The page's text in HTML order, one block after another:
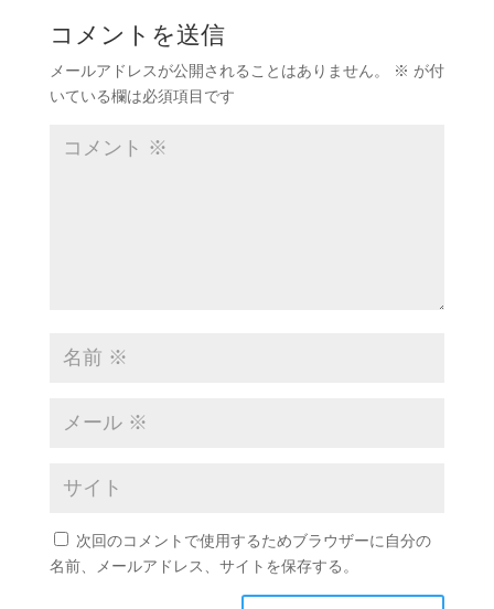
コメントを送信
メールアドレスが公開されることはありません。 ※ が付
いている欄は必須項目です
次回のコメントで使用するためブラウザーに自分の
名前、メールアドレス、サイトを保存する。